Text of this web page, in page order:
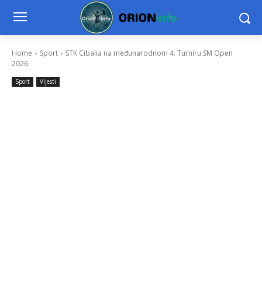
Home Sport
STK Cibalia na međunarodnom 4. Turniru SM Open
2026
Sport Vijesti